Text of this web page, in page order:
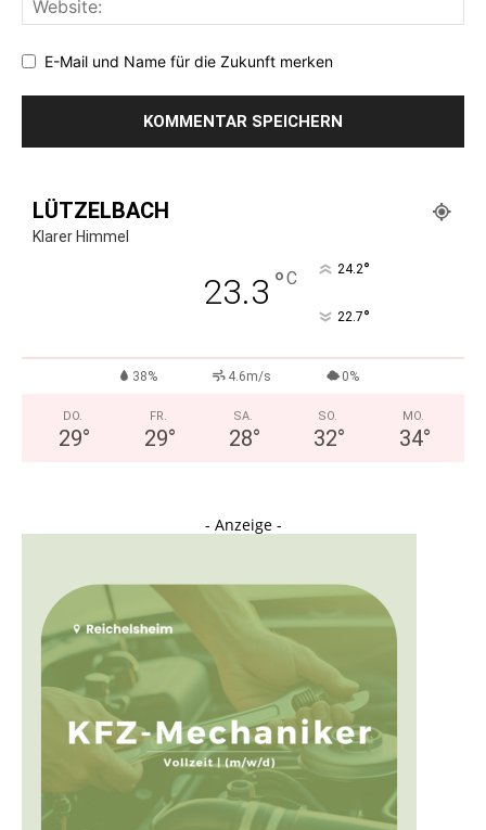
E-Mail und Name für die Zukunft merken
LÜTZELBACH
Klarer Himmel
23.3 °C 24.2°
22.7°
38% 4.6m/s 0%
DO.
29°
FR.
29°
SA.
28°
SO.
32°
MO.
34°
- Anzeige -